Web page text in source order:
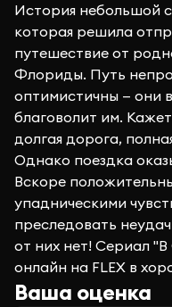
История небольшой
которая решила
путешествие от
Флориды. Путь
оптимистичны — они
благоволит им.
долгая дорога,
Однако поездка
Вскоре
упадническими
преследовать
от них нет! Сериал
онлайн на FLEX в
Ваша оценка